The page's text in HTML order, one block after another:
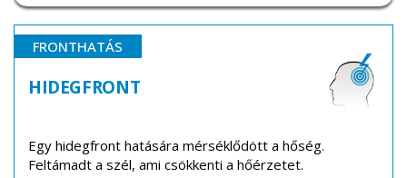
FRONTHATÁS
HIDEGFRONT
Egy hidegfront hatására mérséklődött a hőség.
Feltámadt a szél, ami csökkenti a hőérzetet.